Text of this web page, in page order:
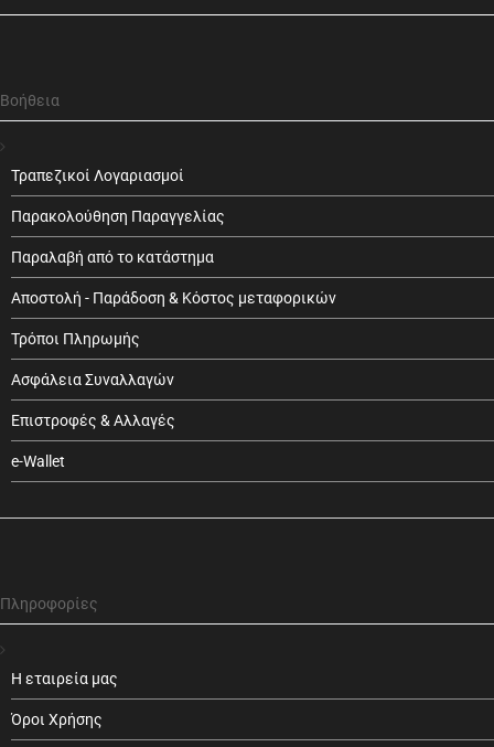
Βοήθεια
Τραπεζικοί Λογαριασμοί
Παρακολούθηση Παραγγελίας
Παραλαβή από το κατάστημα
Αποστολή - Παράδοση & Κόστος μεταφορικών
Τρόποι Πληρωμής
Ασφάλεια Συναλλαγών
Επιστροφές & Αλλαγές
e-Wallet
Πληροφορίες
Η εταιρεία μας
Όροι Χρήσης